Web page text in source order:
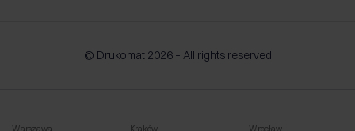
© Drukomat 2026 – All rights reserved